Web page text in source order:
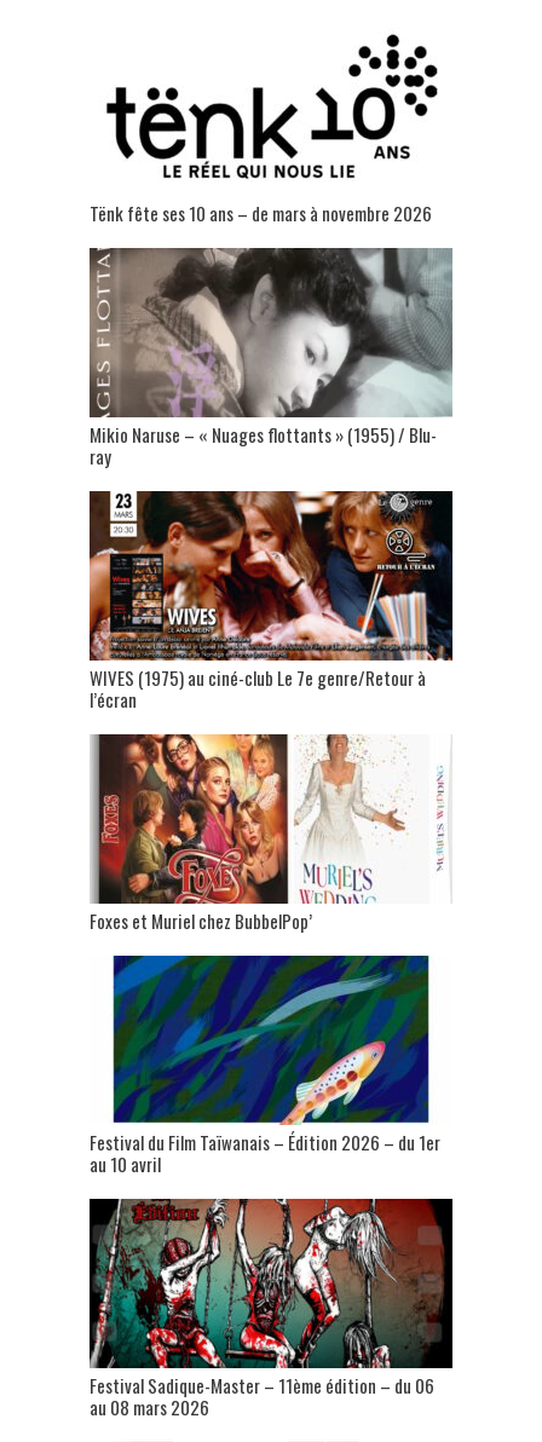
Tënk fête ses 10 ans – de mars à novembre 2026
Mikio Naruse – « Nuages flottants » (1955) / Blu-
ray
WIVES (1975) au ciné-club Le 7e genre/Retour à
l’écran
Foxes et Muriel chez BubbelPop’
Festival du Film Taïwanais – Édition 2026 – du 1er
au 10 avril
Festival Sadique-Master – 11ème édition – du 06
au 08 mars 2026